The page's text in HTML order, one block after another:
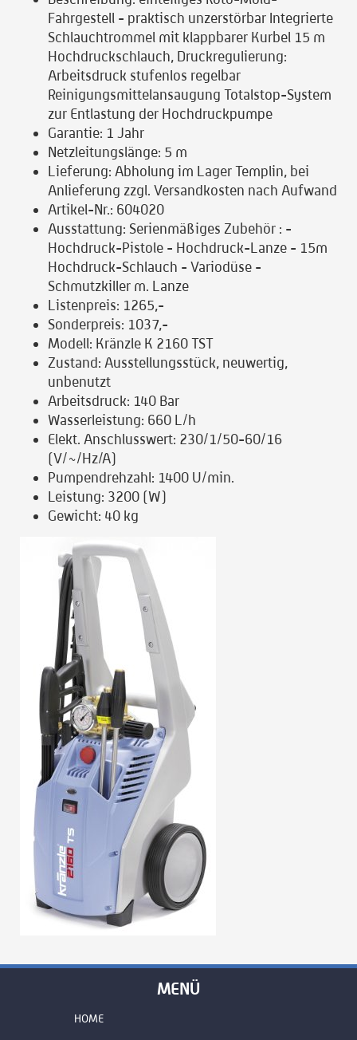
Fahrgestell - praktisch unzerstörbar Integrierte
Schlauchtrommel mit klappbarer Kurbel 15 m
Hochdruckschlauch, Druckregulierung:
Arbeitsdruck stufenlos regelbar
Reinigungsmittelansaugung Totalstop-System
zur Entlastung der Hochdruckpumpe
Garantie: 1 Jahr
Netzleitungslänge: 5 m
Lieferung: Abholung im Lager Templin, bei
Anlieferung zzgl. Versandkosten nach Aufwand
Artikel-Nr.: 604020
Ausstattung: Serienmäßiges Zubehör : -
Hochdruck-Pistole - Hochdruck-Lanze - 15m
Hochdruck-Schlauch - Variodüse -
Schmutzkiller m. Lanze
Listenpreis: 1265,-
Sonderpreis: 1037,-
Modell: Kränzle K 2160 TST
Zustand: Ausstellungsstück, neuwertig,
unbenutzt
Arbeitsdruck: 140 Bar
Wasserleistung: 660 L/h
Elekt. Anschlusswert: 230/1/50-60/16
(V/~/Hz/A)
Pumpendrehzahl: 1400 U/min.
Leistung: 3200 (W)
Gewicht: 40 kg
MENÜ
HOME